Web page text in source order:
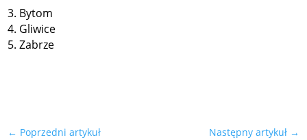
3. Bytom
4. Gliwice
5. Zabrze
← Poprzedni artykuł Następny artykuł→